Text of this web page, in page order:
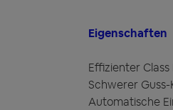
Eigenschaften
Effizienter
Schwerer
Automatische